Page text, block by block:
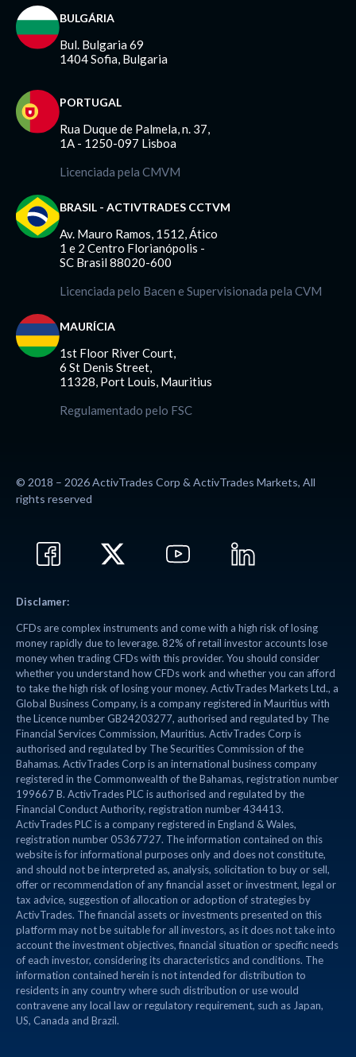
BULGÁRIA
Bul. Bulgaria 69
1404 Sofia, Bulgaria
PORTUGAL
Rua Duque de Palmela, n. 37,
1A - 1250-097 Lisboa
Licenciada pela CMVM
BRASIL - ACTIVTRADES CCTVM
Av. Mauro Ramos, 1512, Ático
1 e 2 Centro Florianópolis -
SC Brasil 88020-600
Licenciada pelo Bacen e Supervisionada pela CVM
MAURÍCIA
1st Floor River Court,
6 St Denis Street,
11328, Port Louis, Mauritius
Regulamentado pelo FSC
© 2018 – 2026 ActivTrades Corp & ActivTrades Markets, All
rights reserved
Disclamer:
CFDs are complex instruments and come with a high risk of losing
money rapidly due to leverage. 82% of retail investor accounts lose
money when trading CFDs with this provider. You should consider
whether you understand how CFDs work and whether you can afford
to take the high risk of losing your money. ActivTrades Markets Ltd., a
Global Business Company, is a company registered in Mauritius with
the Licence number GB24203277, authorised and regulated by The
Financial Services Commission, Mauritius. ActivTrades Corp is
authorised and regulated by The Securities Commission of the
Bahamas. ActivTrades Corp is an international business company
registered in the Commonwealth of the Bahamas, registration number
199667 B. ActivTrades PLC is authorised and regulated by the
Financial Conduct Authority, registration number 434413.
ActivTrades PLC is a company registered in England & Wales,
registration number 05367727. The information contained on this
website is for informational purposes only and does not constitute,
and should not be interpreted as, analysis, solicitation to buy or sell,
offer or recommendation of any financial asset or investment, legal or
tax advice, suggestion of allocation or adoption of strategies by
ActivTrades. The financial assets or investments presented on this
platform may not be suitable for all investors, as it does not take into
account the investment objectives, financial situation or specific needs
of each investor, considering its characteristics and conditions. The
information contained herein is not intended for distribution to
residents in any country where such distribution or use would
contravene any local law or regulatory requirement, such as Japan,
US, Canada and Brazil.